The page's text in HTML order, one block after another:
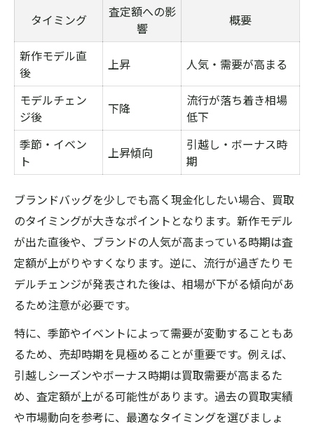
自宅で完結するバッグ買取のメリット
宅配バッグ買取と店頭買取の違いを解説
バッグ買取で宅配サービスを選ぶ際の注意
宅配バッグ買取の流れと必要な準備
口コミとレビューから学ぶ買取成功の秘訣
バッグ買取の口コミ評価を比較表で見る
レビューから読み解くバッグ買取の成功例
バッグ買取で高評価を得るためのポイント
利用者の体験談に学ぶバッグ買取のコツ
口コミを参考にしたバッグ買取先の選び方
タイミング
査定額への影
響
概要
新作モデル直
後
上昇 人気・需要が高まる
モデルチェン
ジ後
下降
流行が落ち着き相場
低下
季節・イベン
ト
上昇傾向
引越し・ボーナス時
期
ブランドバッグを少しでも高く現金化したい場合、買取
のタイミングが大きなポイントとなります。新作モデル
が出た直後や、ブランドの人気が高まっている時期は査
定額が上がりやすくなります。逆に、流行が過ぎたりモ
デルチェンジが発表された後は、相場が下がる傾向があ
るため注意が必要です。
特に、季節やイベントによって需要が変動することもあ
るため、売却時期を見極めることが重要です。例えば、
引越しシーズンやボーナス時期は買取需要が高まるた
め、査定額が上がる可能性があります。過去の買取実績
や市場動向を参考に、最適なタイミングを選びましょ